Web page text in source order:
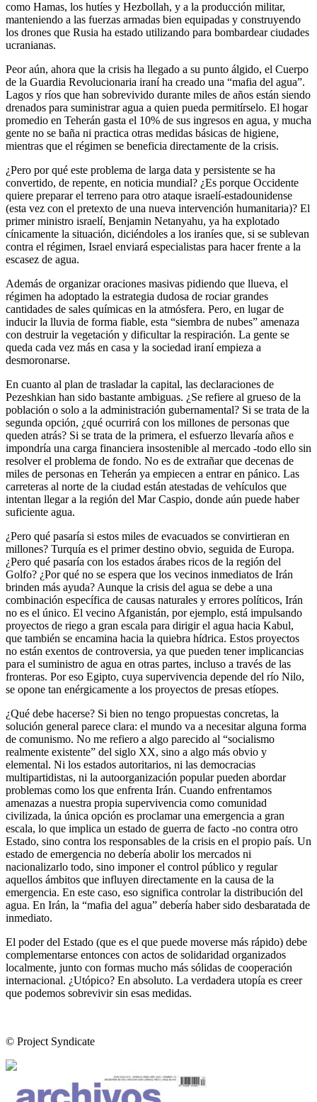
como Hamas, los hutíes y Hezbollah, y a la producción militar,
manteniendo a las fuerzas armadas bien equipadas y construyendo
los drones que Rusia ha estado utilizando para bombardear ciudades
ucranianas.
Peor aún, ahora que la crisis ha llegado a su punto álgido, el Cuerpo
de la Guardia Revolucionaria iraní ha creado una “mafia del agua”.
Lagos y ríos que han sobrevivido durante miles de años están siendo
drenados para suministrar agua a quien pueda permitírselo. El hogar
promedio en Teherán gasta el 10% de sus ingresos en agua, y mucha
gente no se baña ni practica otras medidas básicas de higiene,
mientras que el régimen se beneficia directamente de la crisis.
¿Pero por qué este problema de larga data y persistente se ha
convertido, de repente, en noticia mundial? ¿Es porque Occidente
quiere preparar el terreno para otro ataque israelí-estadounidense
(esta vez con el pretexto de una nueva intervención humanitaria)? El
primer ministro israelí, Benjamin Netanyahu, ya ha explotado
cínicamente la situación, diciéndoles a los iraníes que, si se sublevan
contra el régimen, Israel enviará especialistas para hacer frente a la
escasez de agua.
Además de organizar oraciones masivas pidiendo que llueva, el
régimen ha adoptado la estrategia dudosa de rociar grandes
cantidades de sales químicas en la atmósfera. Pero, en lugar de
inducir la lluvia de forma fiable, esta “siembra de nubes” amenaza
con destruir la vegetación y dificultar la respiración. La gente se
queda cada vez más en casa y la sociedad iraní empieza a
desmoronarse.
En cuanto al plan de trasladar la capital, las declaraciones de
Pezeshkian han sido bastante ambiguas. ¿Se refiere al grueso de la
población o solo a la administración gubernamental? Si se trata de la
segunda opción, ¿qué ocurrirá con los millones de personas que
queden atrás? Si se trata de la primera, el esfuerzo llevaría años e
impondría una carga financiera insostenible al mercado -todo ello sin
resolver el problema de fondo. No es de extrañar que decenas de
miles de personas en Teherán ya empiecen a entrar en pánico. Las
carreteras al norte de la ciudad están atestadas de vehículos que
intentan llegar a la región del Mar Caspio, donde aún puede haber
suficiente agua.
¿Pero qué pasaría si estos miles de evacuados se convirtieran en
millones? Turquía es el primer destino obvio, seguida de Europa.
¿Pero qué pasaría con los estados árabes ricos de la región del
Golfo? ¿Por qué no se espera que los vecinos inmediatos de Irán
brinden más ayuda? Aunque la crisis del agua se debe a una
combinación específica de causas naturales y errores políticos, Irán
no es el único. El vecino Afganistán, por ejemplo, está impulsando
proyectos de riego a gran escala para dirigir el agua hacia Kabul,
que también se encamina hacia la quiebra hídrica. Estos proyectos
no están exentos de controversia, ya que pueden tener implicancias
para el suministro de agua en otras partes, incluso a través de las
fronteras. Por eso Egipto, cuya supervivencia depende del río Nilo,
se opone tan enérgicamente a los proyectos de presas etíopes.
¿Qué debe hacerse? Si bien no tengo propuestas concretas, la
solución general parece clara: el mundo va a necesitar alguna forma
de comunismo. No me refiero a algo parecido al “socialismo
realmente existente” del siglo XX, sino a algo más obvio y
elemental. Ni los estados autoritarios, ni las democracias
multipartidistas, ni la autoorganización popular pueden abordar
problemas como los que enfrenta Irán. Cuando enfrentamos
amenazas a nuestra propia supervivencia como comunidad
civilizada, la única opción es proclamar una emergencia a gran
escala, lo que implica un estado de guerra de facto -no contra otro
Estado, sino contra los responsables de la crisis en el propio país. Un
estado de emergencia no debería abolir los mercados ni
nacionalizarlo todo, sino imponer el control público y regular
aquellos ámbitos que influyen directamente en la causa de la
emergencia. En este caso, eso significa controlar la distribución del
agua. En Irán, la “mafia del agua” debería haber sido desbaratada de
inmediato.
El poder del Estado (que es el que puede moverse más rápido) debe
complementarse entonces con actos de solidaridad organizados
localmente, junto con formas mucho más sólidas de cooperación
internacional. ¿Utópico? En absoluto. La verdadera utopía es creer
que podemos sobrevivir sin esas medidas.
© Project Syndicate